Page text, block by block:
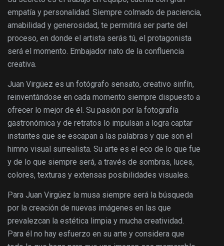
empatía y personalidad. Siempre colmado de paciencia,
amabilidad y generosidad, te permitirá ser parte del
proceso, en donde el artista serás tú, el protagonista
será el momento. Embajador nato de la confluencia
creativa.
Juan Virgüez es un fotógrafo sensato, creativo sinfín,
reinventándose en cada momento siempre dispuesto a
ofrecer lo mejor de él. Su pasión por la fotografía
gastronómica y de retratos lo impulsan a logra captar
instantes que se escapan a las palabras y que son el
himno visual surrealista. Su arte es el eco de lo que fue
y de lo que siempre será, a través de sombras, luces,
colores, texturas y extensas posibilidades visuales.
Para Juan Virgüez la musa siempre será la búsqueda
por la creación de nuevas imágenes en las que
prevalezcan la estética limpia y mucha creatividad.
Para él no hay esfuerzo en su arte y considera que